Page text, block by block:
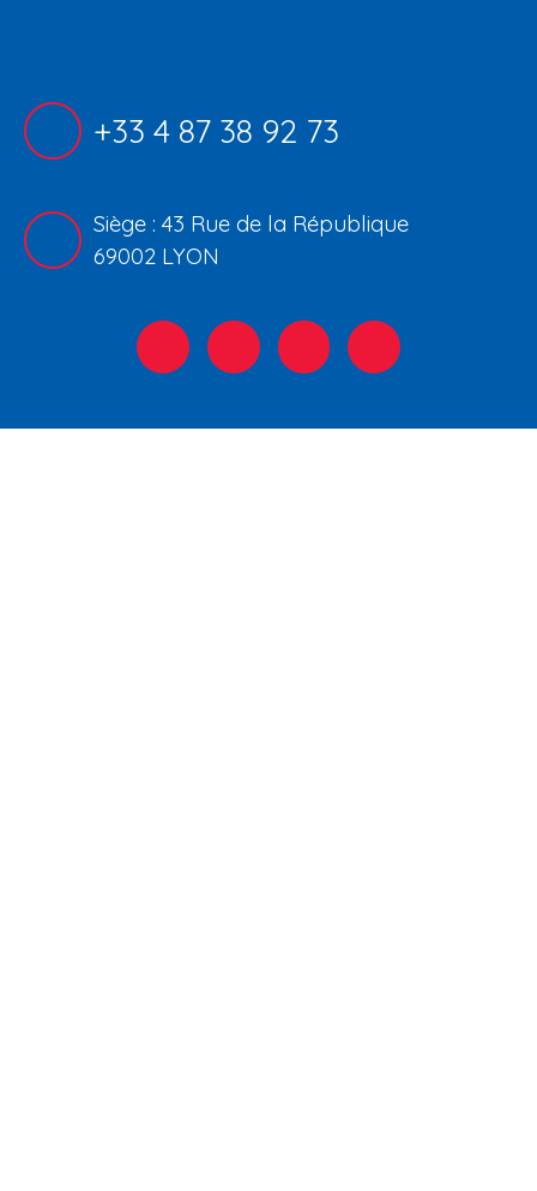
+33 4 87 38 92 73
Siège : 43 Rue de la République
69002 LYON